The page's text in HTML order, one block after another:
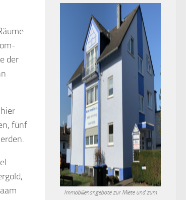
der
fünf
Immobilienangebote zur Miete und zum